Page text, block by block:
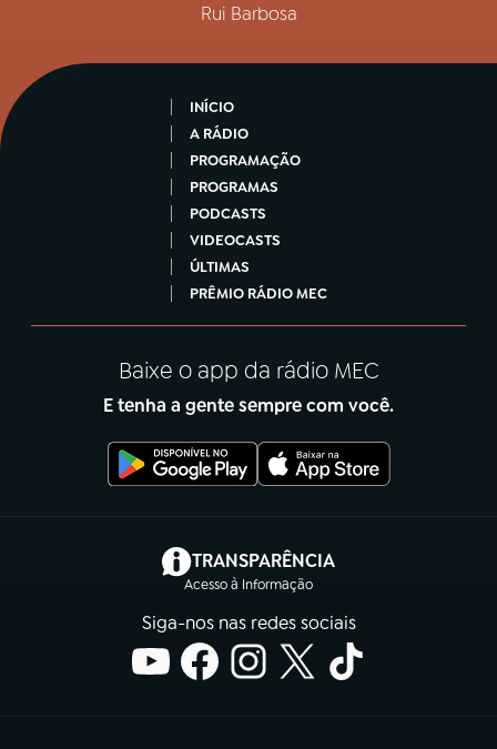
Rui Barbosa
INÍCIO
A RÁDIO
PROGRAMAÇÃO
PROGRAMAS
PODCASTS
VIDEOCASTS
ÚLTIMAS
PRÊMIO RÁDIO MEC
Baixe o app da rádio MEC
E tenha a gente sempre com você.
TRANSPARÊNCIA
Acesso à Informação
(abre em nova aba)
Siga-nos nas redes sociais